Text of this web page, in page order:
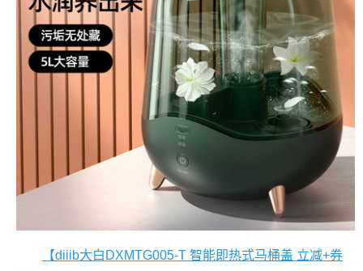
【diiib大白DXMTG005-T 智能即热式马桶盖 立减+券